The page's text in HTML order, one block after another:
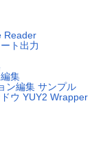
Reader
ト出力
集
ン編集 サンプル
ウ YUY2 Wrapper